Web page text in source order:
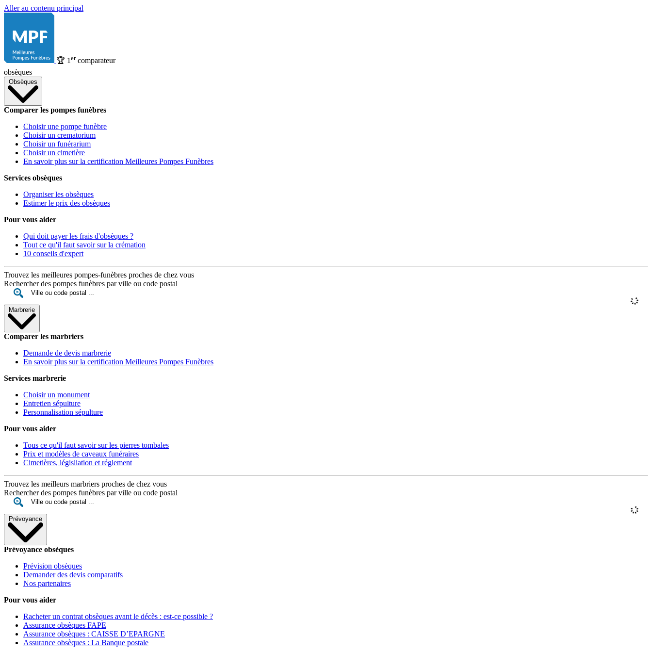
Aller au contenu principal
🏆 1 ercomparateur
obsèques
Obsèques
Comparer les pompes funèbres
Choisir une pompe funèbre
Choisir un crematorium
Choisir un funérarium
Choisir un cimetière
En savoir plus sur la certification Meilleures Pompes Funèbres
Services obsèques
Organiser les obsèques
Estimer le prix des obsèques
Pour vous aider
Qui doit payer les frais d'obsèques ?
Tout ce qu'il faut savoir sur la crémation
10 conseils d'expert
Trouvez les meilleures pompes-funèbres proches de chez vous
Rechercher des pompes funèbres par ville ou code postal
Marbrerie
Comparer les marbriers
Demande de devis marbrerie
En savoir plus sur la certification Meilleures Pompes Funèbres
Services marbrerie
Choisir un monument
Entretien sépulture
Personnalisation sépulture
Pour vous aider
Tous ce qu'il faut savoir sur les pierres tombales
Prix et modèles de caveaux funéraires
Cimetières, législiation et réglement
Trouvez les meilleurs marbriers proches de chez vous
Rechercher des pompes funèbres par ville ou code postal
Prévoyance
Prévoyance obsèques
Prévision obsèques
Demander des devis comparatifs
Nos partenaires
Pour vous aider
Racheter un contrat obsèques avant le décès : est-ce possible ?
Assurance obsèques FAPE
Assurance obsèques : CAISSE D’EPARGNE
Assurance obsèques : La Banque postale